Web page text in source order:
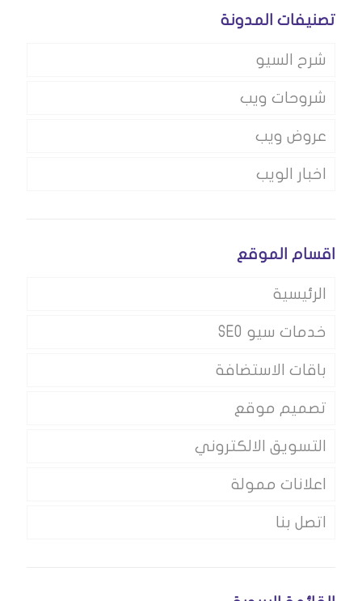
تصنيفات المدونة
شرح السيو
شروحات ويب
عروض ويب
اخبار الويب
اقسام الموقع
الرئيسية
خدمات سيو SEO
باقات الاستضافة
تصميم موقع
التسويق الالكتروني
اعلانات ممولة
اتصل بنا